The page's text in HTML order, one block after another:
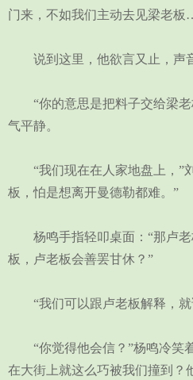
门来，不如我们主动去见梁老
说到这里，他欲言又止，声音
“你的意思是把料子交给梁老
气平静。
“我们现在在人家地盘上，”
板，怕是想离开曼德勒都难。”
杨鸣手指轻叩桌面：“那卢老
板，卢老板会善罢甘休？”
“我们可以跟卢老板解释，
“你觉得他会信？”杨鸣冷笑着
在大街上就这么巧被我们撞到？